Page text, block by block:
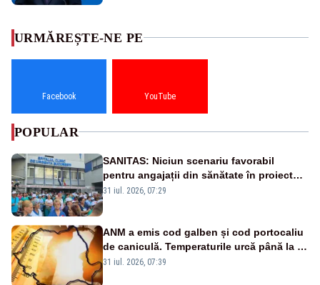
URMĂREȘTE-NE PE
Facebook YouTube
POPULAR
SANITAS: Niciun scenariu favorabil
pentru angajații din sănătate în proiectul
Legii salarizării
31 iul. 2026, 07:29
ANM a emis cod galben și cod portocaliu
de caniculă. Temperaturile urcă până la 38
de grade, iar nopțile devin tropicale
31 iul. 2026, 07:39